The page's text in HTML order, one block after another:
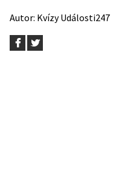
Autor: Kvízy Události247